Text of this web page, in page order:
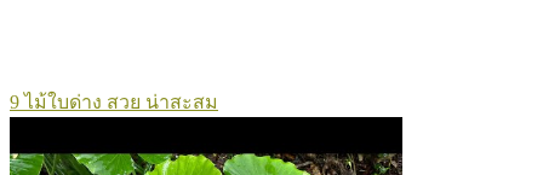
9 ไม้ใบด่าง สวย น่าสะสม